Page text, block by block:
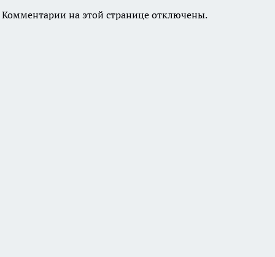
Комментарии на этой странице отключены.